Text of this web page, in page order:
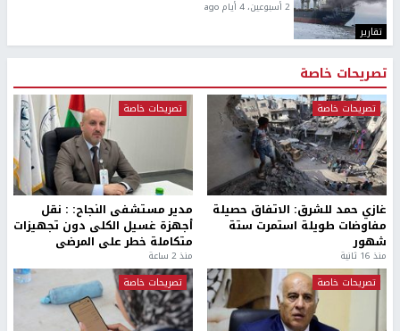
تقارير
2 أسبوعين، 4 أيام ago
تصريحات خاصة
تصريحات خاصة
غازي حمد للشرق: الاتفاق حصيلة
مفاوضات طويلة استمرت ستة
شهور
منذ 16 ثانية
تصريحات خاصة
مدير مستشفى النجاح: : نقل
أجهزة غسيل الكلى دون تجهيزات
متكاملة خطر على المرضى
منذ 2 ساعة
تصريحات خاصة
تصريحات خاصة